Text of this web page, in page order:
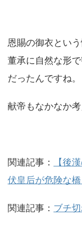
恩賜の御衣とい
董承に自然な形
だったんですね。
献帝もなかなか考
関連記事：
【後
伏皇后が危険な橋
関連記事： ブチ